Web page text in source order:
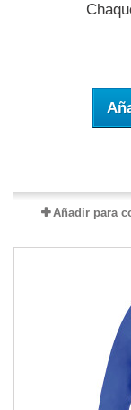
Añadir para